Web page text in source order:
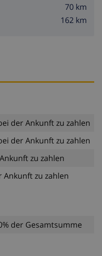
70 km
162 km
der Ankunft zu zahlen
der Ankunft zu zahlen
zu zahlen
Ankunft zu zahlen
der Gesamtsumme